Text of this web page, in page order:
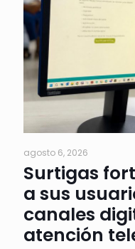
agosto 6, 2026
Surtigas
a sus
canales
atención